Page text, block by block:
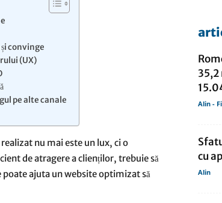
convinge
(UX)
pe alte canale
nu mai este un lux, ci o
de atragere a clienților, trebuie să
ajuta un website optimizat să
35,2
Alin -
cu
Alin